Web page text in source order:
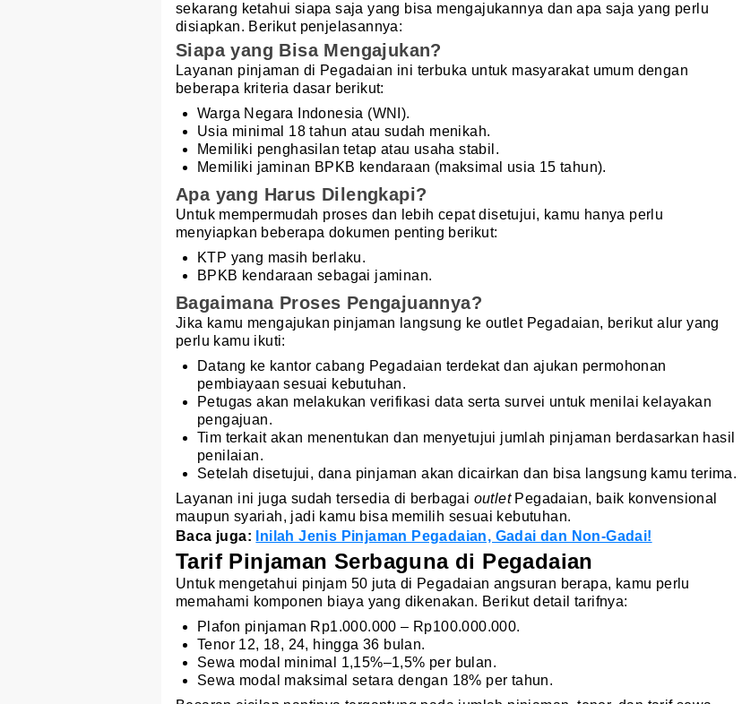
sekarang ketahui siapa saja yang bisa mengajukannya dan apa saja yang perlu
disiapkan. Berikut penjelasannya:
Siapa yang Bisa Mengajukan?
Layanan pinjaman di Pegadaian ini terbuka untuk masyarakat umum dengan
beberapa kriteria dasar berikut:
Warga Negara Indonesia (WNI).
Usia minimal 18 tahun atau sudah menikah.
Memiliki penghasilan tetap atau usaha stabil.
Memiliki jaminan BPKB kendaraan (maksimal usia 15 tahun).
Apa yang Harus Dilengkapi?
Untuk mempermudah proses dan lebih cepat disetujui, kamu hanya perlu
menyiapkan beberapa dokumen penting berikut:
KTP yang masih berlaku.
BPKB kendaraan sebagai jaminan.
Bagaimana Proses Pengajuannya?
Jika kamu mengajukan pinjaman langsung ke outlet Pegadaian, berikut alur yang
perlu kamu ikuti:
Datang ke kantor cabang Pegadaian terdekat dan ajukan permohonan
pembiayaan sesuai kebutuhan.
Petugas akan melakukan verifikasi data serta survei untuk menilai kelayakan
pengajuan.
Tim terkait akan menentukan dan menyetujui jumlah pinjaman berdasarkan hasil
penilaian.
Setelah disetujui, dana pinjaman akan dicairkan dan bisa langsung kamu terima.
Layanan ini juga sudah tersedia di berbagai outletPegadaian, baik konvensional
maupun syariah, jadi kamu bisa memilih sesuai kebutuhan.
Baca juga:
Inilah Jenis Pinjaman Pegadaian, Gadai dan Non-Gadai!
Tarif Pinjaman Serbaguna di Pegadaian
Untuk mengetahui pinjam 50 juta di Pegadaian angsuran berapa, kamu perlu
memahami komponen biaya yang dikenakan. Berikut detail tarifnya:
Plafon pinjaman Rp1.000.000 – Rp100.000.000.
Tenor 12, 18, 24, hingga 36 bulan.
Sewa modal minimal 1,15%–1,5% per bulan.
Sewa modal maksimal setara dengan 18% per tahun.